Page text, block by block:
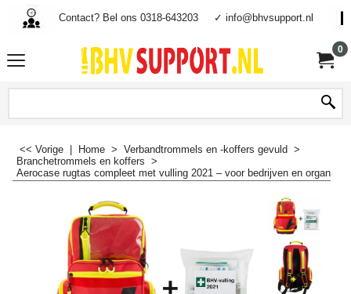
Contact? Bel ons 0318-643203 ✓ info@bhvsupport.nl
0
<< Vorige Home > Verbandtrommels en -koffers gevuld >
Branchetrommels en koffers >
Aerocase rugtas compleet met vulling 2021 – voor bedrijven en